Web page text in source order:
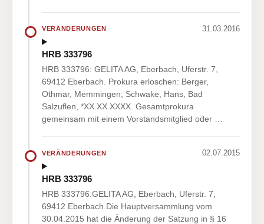
VERÄNDERUNGEN 31.03.2016
HRB 333796
HRB 333796: GELITA AG, Eberbach, Uferstr. 7,
69412 Eberbach. Prokura erloschen: Berger,
Othmar, Memmingen; Schwake, Hans, Bad
Salzuflen, *XX.XX.XXXX. Gesamtprokura
gemeinsam mit einem Vorstandsmitglied oder …
VERÄNDERUNGEN 02.07.2015
HRB 333796
HRB 333796:GELITA AG, Eberbach, Uferstr. 7,
69412 Eberbach.Die Hauptversammlung vom
30.04.2015 hat die Änderung der Satzung in § 16